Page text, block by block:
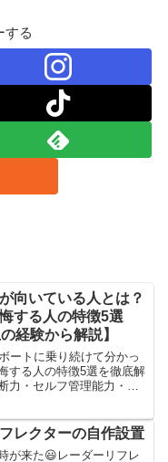
する
向いている人とは？
する人の特徴5選
経験から解説】
ートに乗り続けて分かっ
する人の特徴5選を徹底解
力・セルフ管理能力・配
の判断材料にどうぞ。
レクターの自作設置
が来た😃レーダーリフレ